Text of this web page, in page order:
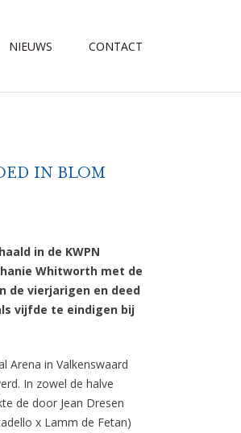
NIEUWS CONTACT
IN BLOM
in de KWPN
Whitworth met de
de vierjarigen en deed
vijfde te eindigen bij
Arena in Valkenswaard
In zowel de halve
de door Jean Dresen
x Lamm de Fetan)